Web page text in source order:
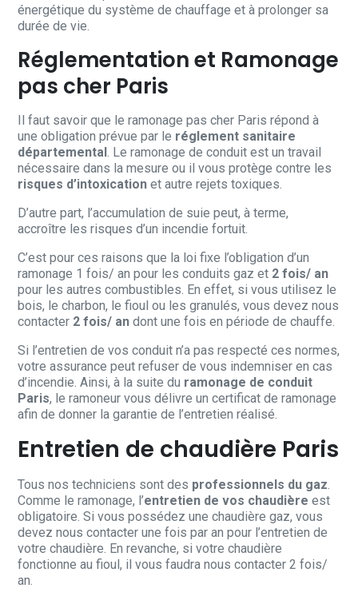
énergétique du système de chauffage et à prolonger sa
durée de vie.
Réglementation et Ramonage
pas cher Paris
Il faut savoir que le ramonage pas cher Paris répond à
une obligation prévue par le réglement sanitaire
départemental. Le ramonage de conduit est un travail
nécessaire dans la mesure ou il vous protège contre les
risques d’intoxication et autre rejets toxiques.
D’autre part, l’accumulation de suie peut, à terme,
accroître les risques d’un incendie fortuit.
C’est pour ces raisons que la loi fixe l’obligation d’un
ramonage 1 fois/ an pour les conduits gaz et 2 fois/ an
pour les autres combustibles. En effet, si vous utilisez le
bois, le charbon, le fioul ou les granulés, vous devez nous
contacter 2 fois/ an dont une fois en période de chauffe.
Si l’entretien de vos conduit n’a pas respecté ces normes,
votre assurance peut refuser de vous indemniser en cas
d’incendie. Ainsi, à la suite du ramonage de conduit
Paris, le ramoneur vous délivre un certificat de ramonage
afin de donner la garantie de l’entretien réalisé.
Entretien de chaudière Paris
Tous nos techniciens sont des professionnels du gaz.
Comme le ramonage, l’entretien de vos chaudière est
obligatoire. Si vous possédez une chaudière gaz, vous
devez nous contacter une fois par an pour l’entretien de
votre chaudière. En revanche, si votre chaudière
fonctionne au fioul, il vous faudra nous contacter 2 fois/
an.